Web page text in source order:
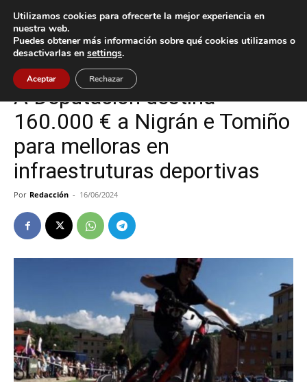
Inicio Nigrán
Nigrán Tomiño
A Deputación destina
160.000 € a Nigrán e Tomiño
para melloras en
infraestruturas deportivas
Por Redacción - 16/06/2024
Utilizamos cookies para ofrecerte la mejor experiencia en
nuestra web.
Puedes obtener más información sobre qué cookies utilizamos o
desactivarlas en settings.
Aceptar Rechazar